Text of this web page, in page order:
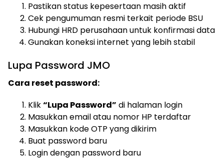
Pastikan status kepesertaan masih aktif
Cek pengumuman resmi terkait periode BSU
Hubungi HRD perusahaan untuk konfirmasi data
Gunakan koneksi internet yang lebih stabil
Lupa Password JMO
Cara reset password:
Klik“Lupa Password” di halaman login
Masukkan email atau nomor HP terdaftar
Masukkan kode OTP yang dikirim
Buat password baru
Login dengan password baru